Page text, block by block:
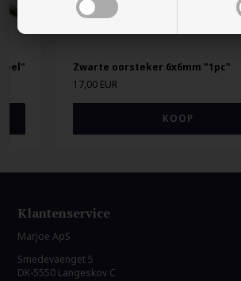
Zwarte oorsteker 6x6mm "1pc"
17,00 EUR
Klantenservice
Marjoe ApS
Smedevaenget 5
DK-5550 Langeskov C